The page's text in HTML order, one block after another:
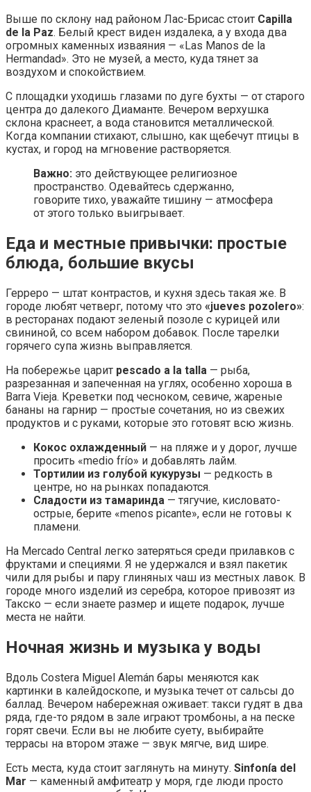
Выше по склону над районом Лас-Брисас стоит Capilla
de la Paz. Белый крест виден издалека, а у входа два
огромных каменных изваяния — «Las Manos de la
Hermandad». Это не музей, а место, куда тянет за
воздухом и спокойствием.
С площадки уходишь глазами по дуге бухты — от старого
центра до далекого Диаманте. Вечером верхушка
склона краснеет, а вода становится металлической.
Когда компании стихают, слышно, как щебечут птицы в
кустах, и город на мгновение растворяется.
Важно: это действующее религиозное
пространство. Одевайтесь сдержанно,
говорите тихо, уважайте тишину — атмосфера
от этого только выигрывает.
Еда и местные привычки: простые
блюда, большие вкусы
Герреро — штат контрастов, и кухня здесь такая же. В
городе любят четверг, потому что это «jueves pozolero»:
в ресторанах подают зеленый позоле с курицей или
свининой, со всем набором добавок. После тарелки
горячего супа жизнь выправляется.
На побережье царит pescado a la talla — рыба,
разрезанная и запеченная на углях, особенно хороша в
Barra Vieja. Креветки под чесноком, севиче, жареные
бананы на гарнир — простые сочетания, но из свежих
продуктов и с руками, которые это готовят всю жизнь.
Кокос охлажденный — на пляже и у дорог, лучше
просить «medio frío» и добавлять лайм.
Тортилии из голубой кукурузы — редкость в
центре, но на рынках попадаются.
Сладости из тамаринда — тягучие, кисловато-
острые, берите «menos picante», если не готовы к
пламени.
На Mercado Central легко затеряться среди прилавков с
фруктами и специями. Я не удержался и взял пакетик
чили для рыбы и пару глиняных чаш из местных лавок. В
городе много изделий из серебра, которое привозят из
Такско — если знаете размер и ищете подарок, лучше
места не найти.
Ночная жизнь и музыка у воды
Вдоль Costera Miguel Alemán бары меняются как
картинки в калейдоскопе, и музыка течет от сальсы до
баллад. Вечером набережная оживает: такси гудят в два
ряда, где-то рядом в зале играют тромбоны, а на песке
горят свечи. Если вы не любите суету, выбирайте
террасы на втором этаже — звук мягче, вид шире.
Есть места, куда стоит заглянуть на минуту. Sinfonía del
Mar — каменный амфитеатр у моря, где люди просто